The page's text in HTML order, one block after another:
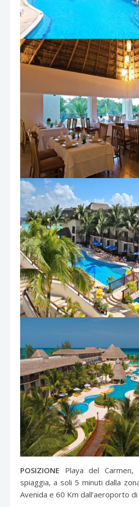
POSIZIONE Playa del Carmen,
spiaggia, a soli 5 minuti dalla
Avenida e 60 Km dall’aeroporto di